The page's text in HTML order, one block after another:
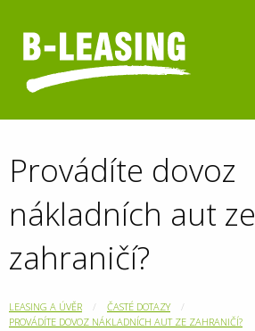
Provádíte dovoz
nákladních aut ze
zahraničí?
LEASING A ÚVĚR
ČASTÉ DOTAZY
PROVÁDÍTE DOVOZ NÁKLADNÍCH AUT ZE ZAHRANIČÍ?